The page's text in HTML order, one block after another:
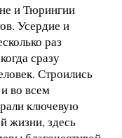
и Тюрингии
Усердие и
раз
сразу
Строились
во всем
ключевую
жизни, здесь